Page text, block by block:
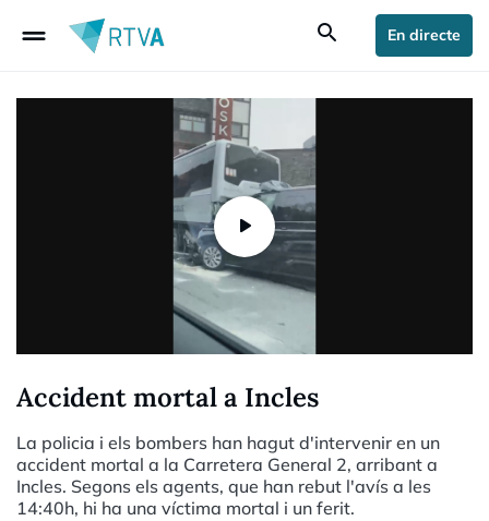
drag_handle search En directe
Accident mortal a Incles
La policia i els bombers han hagut d'intervenir en un
accident mortal a la Carretera General 2, arribant a
Incles. Segons els agents, que han rebut l'avís a les
14:40h, hi ha una víctima mortal i un ferit.